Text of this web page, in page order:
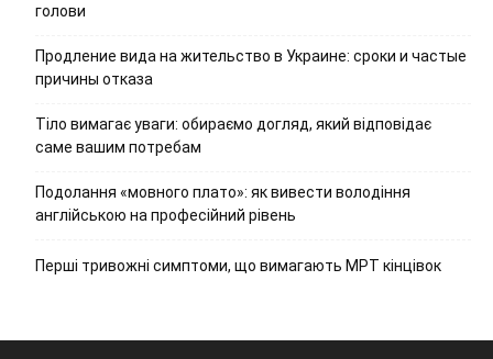
голови
Продление вида на жительство в Украине: сроки и частые
причины отказа
Тіло вимагає уваги: обираємо догляд, який відповідає
саме вашим потребам
Подолання «мовного плато»: як вивести володіння
англійською на професійний рівень
Перші тривожні симптоми, що вимагають МРТ кінцівок